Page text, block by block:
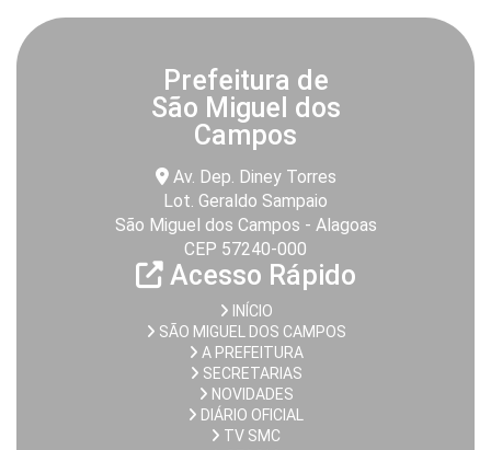
Prefeitura de
São Miguel dos
Campos
Av. Dep. Diney Torres
Lot. Geraldo Sampaio
São Miguel dos Campos - Alagoas
CEP 57240-000
Acesso Rápido
INÍCIO
SÃO MIGUEL DOS CAMPOS
A PREFEITURA
SECRETARIAS
NOVIDADES
DIÁRIO OFICIAL
TV SMC